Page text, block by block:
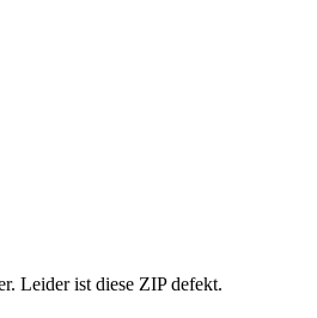
Leider ist diese ZIP defekt.